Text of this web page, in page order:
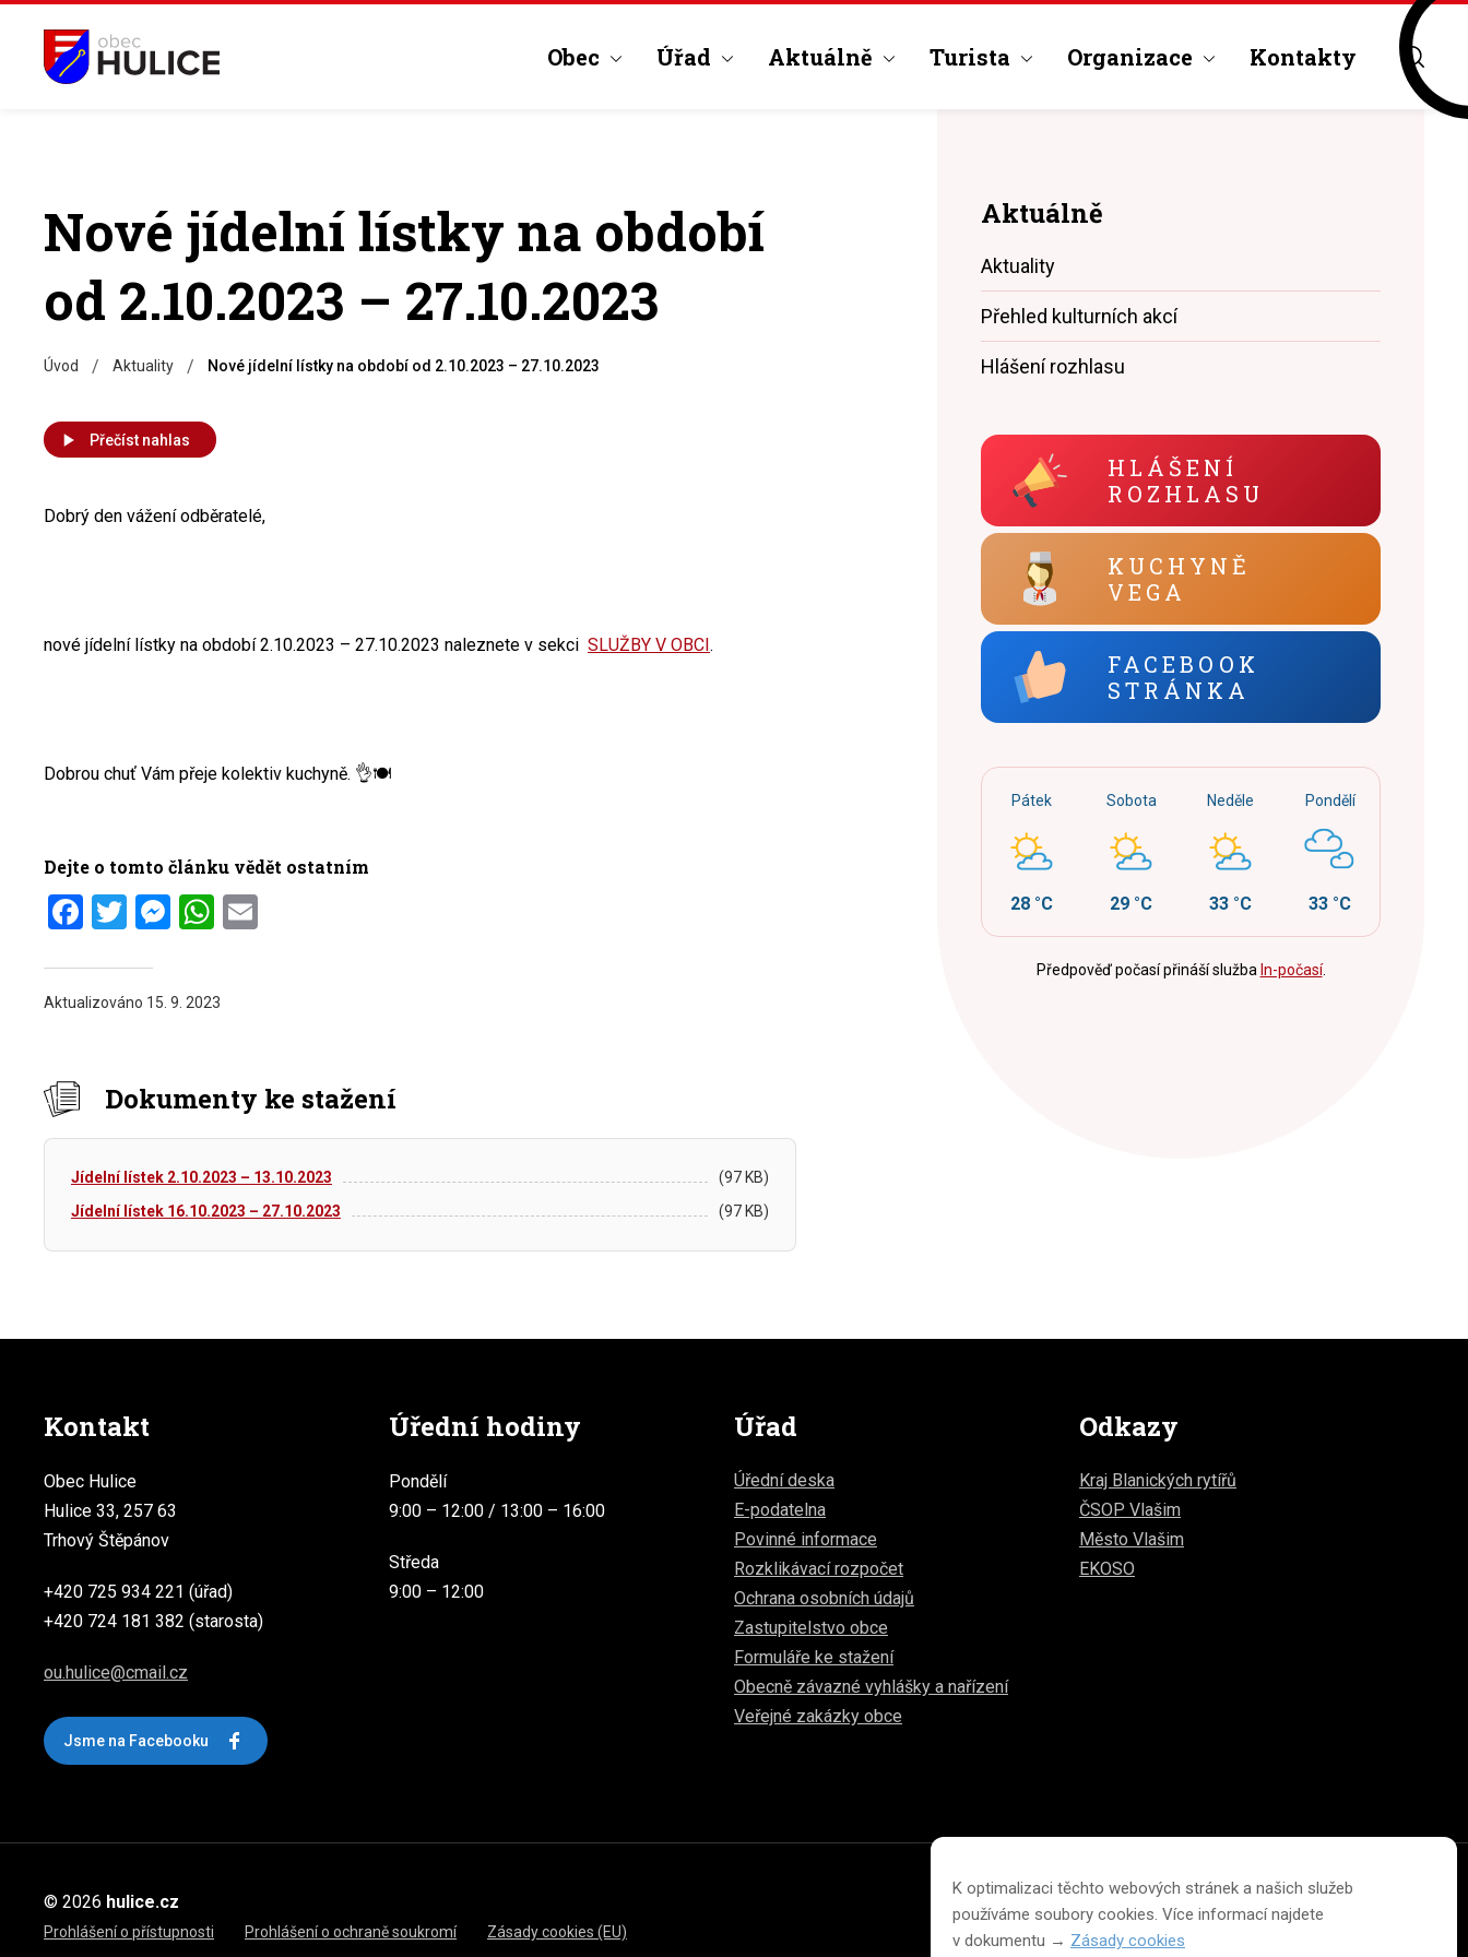
K optimalizaci těchto webových stránek a našich služeb
používáme soubory cookies. Více informací najdete
v dokumentu → Zásady cookies
Obec Úřad Aktuálně Turista Organizace Kontakty
Nové jídelní lístky na období
od 2.10.2023 – 27.10.2023
Úvod / Aktuality / Nové jídelní lístky na období od 2.10.2023 – 27.10.2023
Přečíst nahlas
Dobrý den vážení odběratelé,
nové jídelní lístky na období 2.10.2023 – 27.10.2023 naleznete v sekci SLUŽBY V OBCI.
Dobrou chuť Vám přeje kolektiv kuchyně. 👌🍽️
Dejte o tomto článku vědět ostatním
Facebook
Twitter
Messenger
WhatsApp
Aktualizováno 15. 9. 2023
Dokumenty ke stažení
Jídelní lístek 2.10.2023 – 13.10.2023
(97 KB)
Jídelní lístek 16.10.2023 – 27.10.2023
(97 KB)
Aktuálně
Aktuality
Přehled kulturních akcí
Hlášení rozhlasu
HLÁŠENÍ
ROZHLASU
KUCHYNĚ
VEGA
FACEBOOK
STRÁNKA
Pátek
28 °C
Sobota
29 °C
Neděle
33 °C
Pondělí
33 °C
Předpověď počasí přináší služba In-počasí.
Kontakt
Obec Hulice
Hulice 33, 257 63
Trhový Štěpánov
+420 725 934 221 (úřad)
+420 724 181 382 (starosta)
ou.hulice@cmail.cz
Jsme na Facebooku
Úřední hodiny
Pondělí
9:00 – 12:00 / 13:00 – 16:00
Středa
9:00 – 12:00
Úřad
Úřední deska
E-podatelna
Povinné informace
Rozklikávací rozpočet
Ochrana osobních údajů
Zastupitelstvo obce
Formuláře ke stažení
Obecně závazné vyhlášky a nařízení
Veřejné zakázky obce
Odkazy
Kraj Blanických rytířů
ČSOP Vlašim
Město Vlašim
EKOSO
© 2026 hulice.cz
Prohlášení o přístupnosti Prohlášení o ochraně soukromí Zásady cookies (EU)
Změna velikosti písma na webu